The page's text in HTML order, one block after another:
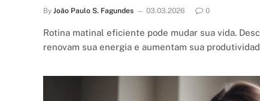
By João Paulo S. Fagundes 03.03.2026 0
Rotina matinal eficiente pode mudar sua vida.
renovam sua energia e aumentam sua